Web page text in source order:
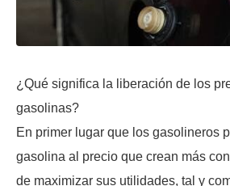
¿Qué significa la liberación de los
gasolinas?
En primer lugar que los gasolineros
gasolina al precio que crean más
de maximizar sus utilidades, tal y